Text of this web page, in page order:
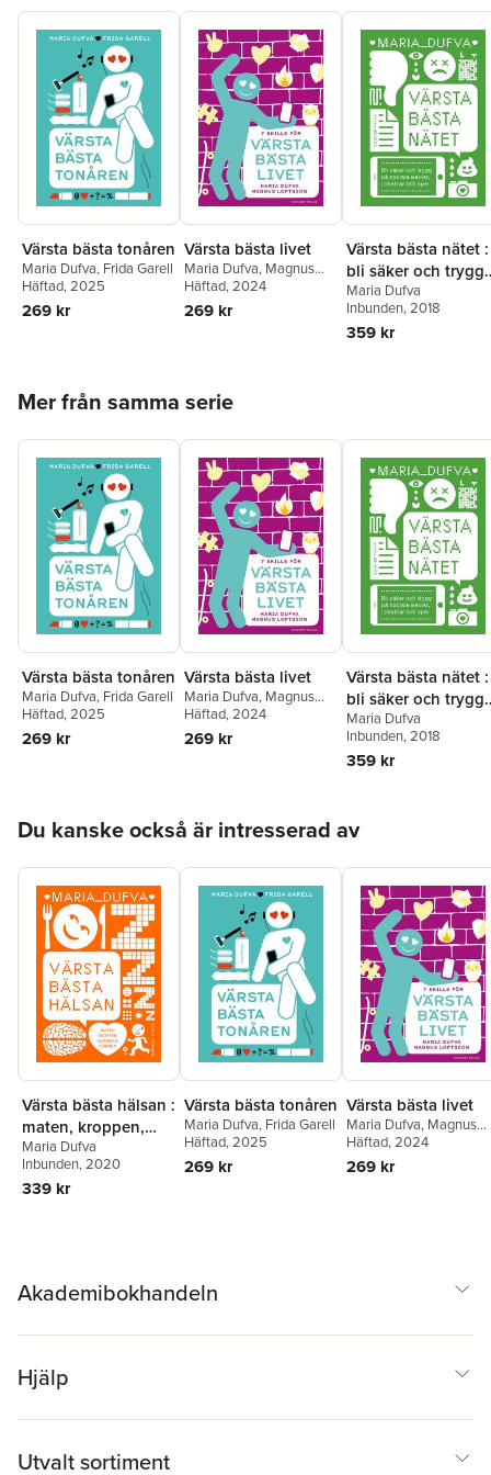
Värsta bästa tonåren
Maria Dufva, Frida Garell
Häftad, 2025
269 kr
Värsta bästa livet
Maria Dufva, Magnus
Loftsson
Häftad, 2024
269 kr
Värsta bästa nätet :
bli säker och trygg
på sociala medier, i
chattar och spel
Maria Dufva
Inbunden, 2018
359 kr
Mer från samma serie
Värsta bästa tonåren
Maria Dufva, Frida Garell
Häftad, 2025
269 kr
Värsta bästa livet
Maria Dufva, Magnus
Loftsson
Häftad, 2024
269 kr
Värsta bästa nätet :
bli säker och trygg
på sociala medier, i
chattar och spel
Maria Dufva
Inbunden, 2018
359 kr
Du kanske också är intresserad av
Värsta bästa hälsan :
maten, kroppen,
hjärnan, sömnen
Maria Dufva
Inbunden, 2020
339 kr
Värsta bästa tonåren
Maria Dufva, Frida Garell
Häftad, 2025
269 kr
Värsta bästa livet
Maria Dufva, Magnus
Loftsson
Häftad, 2024
269 kr
Akademibokhandeln
Hjälp
Utvalt sortiment